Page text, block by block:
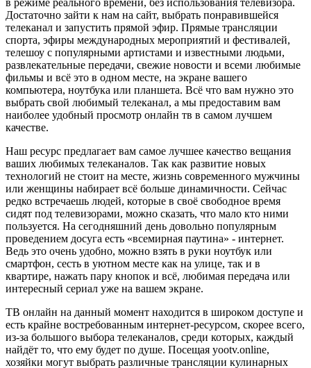
Достаточно зайти к нам на сайт, выбрать понравившейся
телеканал и запустить прямой эфир. Прямые трансляции
спорта, эфиры международных мероприятий и фестивалей,
телешоу с популярными артистами и известными людьми,
развлекательные передачи, свежие новости и всеми любимые
фильмы и всё это в одном месте, на экране вашего
компьютера, ноутбука или планшета. Всё что вам нужно это
выбрать свой любимый телеканал, а мы предоставим вам
наиболее удобный просмотр онлайн тв в самом лучшем
качестве.
Наш ресурс предлагает вам самое лучшее качество вещания
ваших любимых телеканалов. Так как развитие новых
технологий не стоит на месте, жизнь современного мужчины
или женщины набирает всё больше динамичности. Сейчас
редко встречаешь людей, которые в своё свободное время
сидят под телевизорами, можно сказать, что мало кто ними
пользуется. На сегодняшний день довольно популярным
проведением досуга есть «всемирная паутина» - интернет.
Ведь это очень удобно, можно взять в руки ноутбук или
смартфон, сесть в уютном месте как на улице, так и в
квартире, нажать пару кнопок и всё, любимая передача или
интересный сериал уже на вашем экране.
ТВ онлайн на данный момент находится в широком доступе и
есть крайне востребованным интернет-ресурсом, скорее всего,
из-за большого выбора телеканалов, среди которых, каждый
найдёт то, что ему будет по душе. Посещая yootv.online,
хозяйки могут выбрать различные трансляции кулинарных